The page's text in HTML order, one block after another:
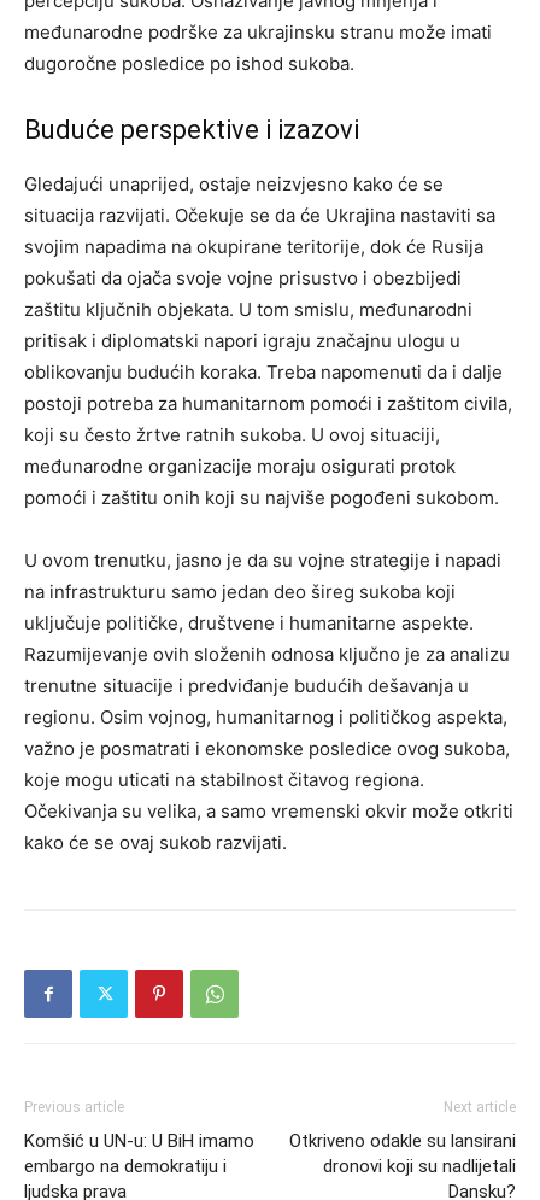
međunarodne podrške za ukrajinsku stranu može imati
dugoročne posledice po ishod sukoba.
Buduće perspektive i izazovi
Gledajući unaprijed, ostaje neizvjesno kako će se
situacija razvijati. Očekuje se da će Ukrajina nastaviti sa
svojim napadima na okupirane teritorije, dok će Rusija
pokušati da ojača svoje vojne prisustvo i obezbijedi
zaštitu ključnih objekata. U tom smislu, međunarodni
pritisak i diplomatski napori igraju značajnu ulogu u
oblikovanju budućih koraka. Treba napomenuti da i dalje
postoji potreba za humanitarnom pomoći i zaštitom civila,
koji su često žrtve ratnih sukoba. U ovoj situaciji,
međunarodne organizacije moraju osigurati protok
pomoći i zaštitu onih koji su najviše pogođeni sukobom.
U ovom trenutku, jasno je da su vojne strategije i napadi
na infrastrukturu samo jedan deo šireg sukoba koji
uključuje političke, društvene i humanitarne aspekte.
Razumijevanje ovih složenih odnosa ključno je za analizu
trenutne situacije i predviđanje budućih dešavanja u
regionu. Osim vojnog, humanitarnog i političkog aspekta,
važno je posmatrati i ekonomske posledice ovog sukoba,
koje mogu uticati na stabilnost čitavog regiona.
Očekivanja su velika, a samo vremenski okvir može otkriti
kako će se ovaj sukob razvijati.
Previous article
Komšić u UN-u: U BiH imamo
embargo na demokratiju i
ljudska prava
Next article
Otkriveno odakle su lansirani
dronovi koji su nadlijetali
Dansku?